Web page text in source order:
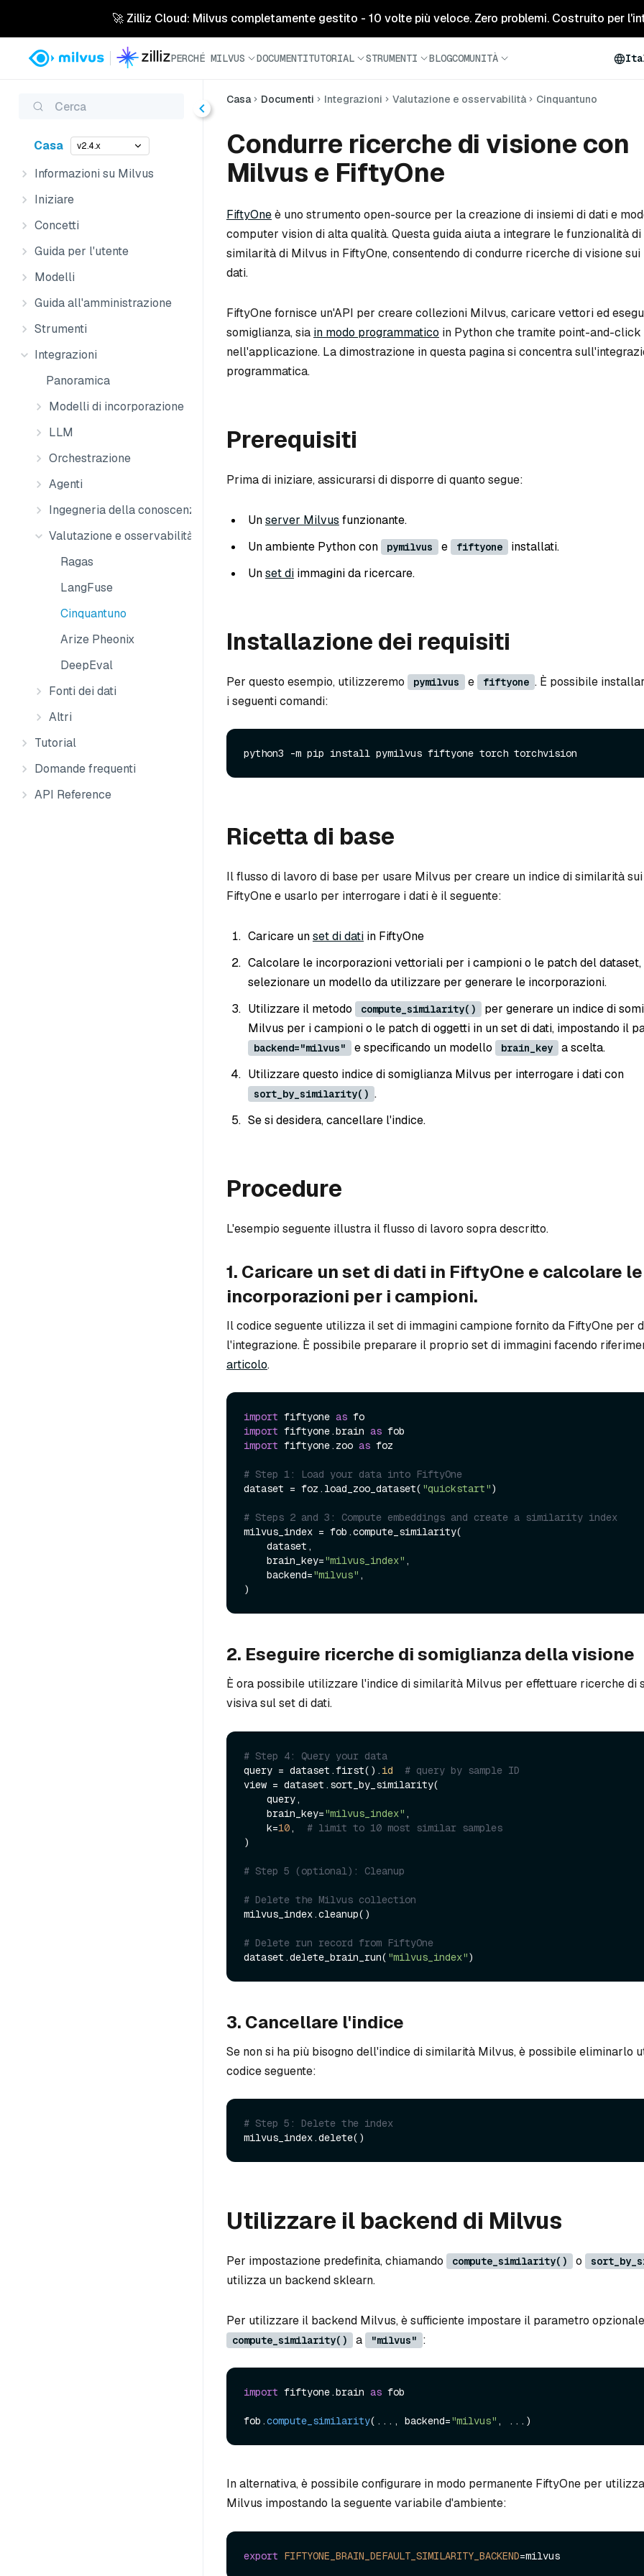
🚀 Zilliz Cloud: Milvus completamente gestito - 10 volte più veloce. Zero problemi. Costruito per
PERCHÉ MILVUS DOCUMENTITUTORIAL STRUMENTI BLOGCOMUNITÀ
Cerca
Casa v2.4.x
Informazioni su Milvus
Iniziare
Concetti
Guida per l'utente
Modelli
Guida all'amministrazione
Strumenti
Integrazioni
Panoramica
Modelli di incorporazione
LLM
Orchestrazione
Agenti
Ingegneria della conoscenza
Valutazione e osservabilità
Ragas
LangFuse
Cinquantuno
Arize Pheonix
DeepEval
Fonti dei dati
Altri
Tutorial
Domande frequenti
API Reference
Casa Documenti Integrazioni Valutazione e osservabilità Cinquantuno
Condurre ricerche di visione con
Milvus e FiftyOne
FiftyOneè uno strumento open-source per la creazione di insiemi di dati e
computer vision di alta qualità. Questa guida aiuta a integrare le funzionalità
similarità di Milvus in FiftyOne, consentendo di condurre ricerche di visione
dati.
FiftyOne fornisce un'API per creare collezioni Milvus, caricare vettori ed
somiglianza, sia in modo programmatico in Python che tramite point-and-click
nell'applicazione. La dimostrazione in questa pagina si concentra
programmatica.
Prerequisiti
Prima di iniziare, assicurarsi di disporre di quanto segue:
Unserver Milvus funzionante.
Un ambiente Python con
pymilvus e fiftyone
installati.
Unset di immagini da ricercare.
Installazione dei requisiti
Per questo esempio, utilizzeremo pymilvus e fiftyone . È possibile
i seguenti comandi:
Ricetta di base
Il flusso di lavoro di base per usare Milvus per creare un indice di similarità
FiftyOne e usarlo per interrogare i dati è il seguente:
Caricare unset di dati in FiftyOne
Calcolare le incorporazioni vettoriali per i campioni o le patch del
selezionare un modello da utilizzare per generare le incorporazioni.
Utilizzare il metodo
compute_similarity()
per generare un indice di
Milvus per i campioni o le patch di oggetti in un set di dati, impostando il
backend="milvus" e specificando un modello brain_key
a scelta.
Utilizzare questo indice di somiglianza Milvus per interrogare i dati con
sort_by_similarity() .
Se si desidera, cancellare l'indice.
Procedure
L'esempio seguente illustra il flusso di lavoro sopra descritto.
1. Caricare un set di dati in FiftyOne e calcolare le
incorporazioni per i campioni.
Il codice seguente utilizza il set di immagini campione fornito da FiftyOne per
l'integrazione. È possibile preparare il proprio set di immagini facendo
articolo.
import fiftyone as
import fiftyone.brain as
import fiftyone.zoo as foz
# Step 1: Load your data into FiftyOne
dataset = foz.load_zoo_dataset( "quickstart")
# Steps 2 and 3: Compute embeddings and create a similarity index
milvus_index = fob.compute_similarity(
    brain_key=
"milvus_index" ,
    backend=
"milvus" ,
2. Eseguire ricerche di somiglianza della visione
È ora possibile utilizzare l'indice di similarità Milvus per effettuare ricerche di
visiva sul set di dati.
# Step 4: Query your data
query = dataset.first(). id
# query by sample ID
view = dataset.sort_by_similarity(
    brain_key=
"milvus_index" ,
    k=
10, # limit to 10 most similar samples
)
# Step 5 (optional): Cleanup
# Delete the Milvus collection
milvus_index.cleanup()
# Delete run record from FiftyOne
dataset.delete_brain_run( "milvus_index"
3. Cancellare l'indice
Se non si ha più bisogno dell'indice di similarità Milvus, è possibile eliminarlo
codice seguente:
# Step 5: Delete the index
Utilizzare il backend di Milvus
Per impostazione predefinita, chiamando compute_similarity() o
utilizza un backend sklearn.
Per utilizzare il backend Milvus, è sufficiente impostare il parametro
compute_similarity() a "milvus" :
import fiftyone.brain as fob
fob.compute_similarity(..., backend="milvus"
In alternativa, è possibile configurare in modo permanente FiftyOne per
Milvus impostando la seguente variabile d'ambiente:
export FIFTYONE_BRAIN_DEFAULT_SIMILARITY_BACKEND